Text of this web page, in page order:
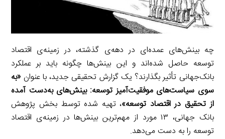
چه بینش‌های عمده‌ای در دهه‌ی گذشته، در زمینه‌ی اقتصاد
توسعه حاصل شده‌اند و این بینش‌ها چگونه باید بر عملکرد
بانک‌جهانی تأثیر بگذارند؟ یک گزارش تحقیقی جدید، با عنوان «به
سوی سیاست‌های موفقیت‌آمیز توسعه: بینش‌های به‌دست آمده
از تحقیق در اقتصاد توسعه»، تهیه شده توسط بخش پژوهش
بانک جهانی، ۱۳ مورد از مهم‌ترین بینش‌ها در زمینه‌ی اقتصاد
توسعه را به دست می‌دهد.